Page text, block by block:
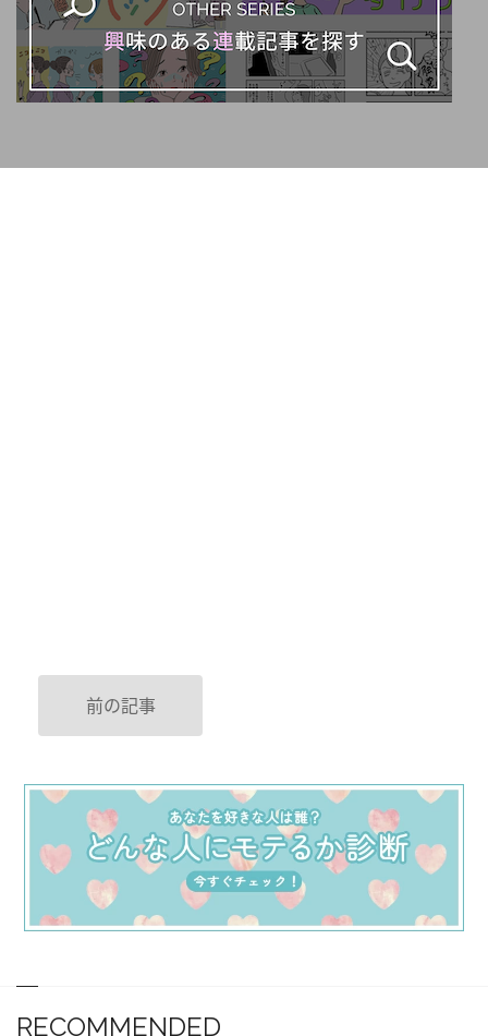
前の記事
RECOMMENDED